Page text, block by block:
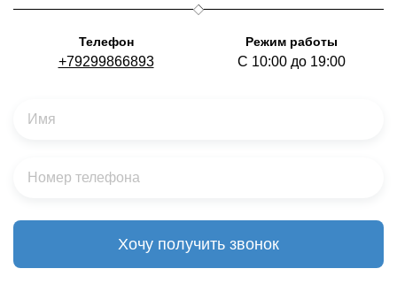
Телефон
+79299866893
Режим работы
С 10:00 до 19:00
Хочу получить звонок